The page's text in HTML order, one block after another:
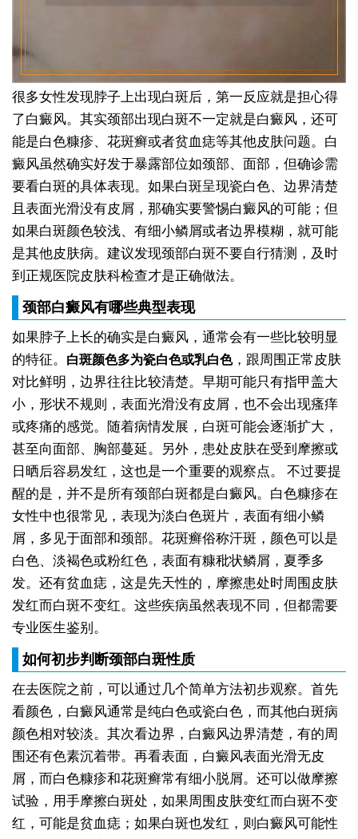
很多女性发现脖子上出现白斑后，第一反应就是担心得
了白癜风。其实颈部出现白斑不一定就是白癜风，还可
能是白色糠疹、花斑癣或者贫血痣等其他皮肤问题。白
癜风虽然确实好发于暴露部位如颈部、面部，但确诊需
要看白斑的具体表现。如果白斑呈现瓷白色、边界清楚
且表面光滑没有皮屑，那确实要警惕白癜风的可能；但
如果白斑颜色较浅、有细小鳞屑或者边界模糊，就可能
是其他皮肤病。建议发现颈部白斑不要自行猜测，及时
到正规医院皮肤科检查才是正确做法。
颈部白癜风有哪些典型表现
如果脖子上长的确实是白癜风，通常会有一些比较明显
的特征。
白斑颜色多为瓷白色或乳白色，跟周围正常皮肤
对比鲜明，边界往往比较清楚。早期可能只有指甲盖大
小，形状不规则，表面光滑没有皮屑，也不会出现瘙痒
或疼痛的感觉。随着病情发展，白斑可能会逐渐扩大，
甚至向面部、胸部蔓延。另外，患处皮肤在受到摩擦或
日晒后容易发红，这也是一个重要的观察点。
不过要提
醒的是，并不是所有颈部白斑都是白癜风。白色糠疹在
女性中也很常见，表现为淡白色斑片，表面有细小鳞
屑，多见于面部和颈部。花斑癣俗称汗斑，颜色可以是
白色、淡褐色或粉红色，表面有糠秕状鳞屑，夏季多
发。还有贫血痣，这是先天性的，摩擦患处时周围皮肤
发红而白斑不变红。这些疾病虽然表现不同，但都需要
专业医生鉴别。
如何初步判断颈部白斑性质
在去医院之前，可以通过几个简单方法初步观察。首先
看颜色，白癜风通常是纯白色或瓷白色，而其他白斑病
颜色相对较淡。其次看边界，白癜风边界清楚，有的周
围还有色素沉着带。再看表面，白癜风表面光滑无皮
屑，而白色糠疹和花斑癣常有细小脱屑。还可以做摩擦
试验，用手摩擦白斑处，如果周围皮肤变红而白斑不变
红，可能是贫血痣；如果白斑也发红，则白癜风可能性